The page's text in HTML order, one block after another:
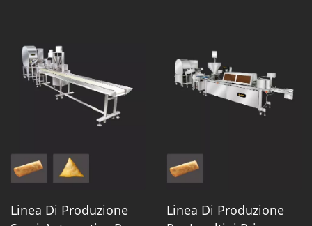
Linea Di Produzione
Linea Di Produzione